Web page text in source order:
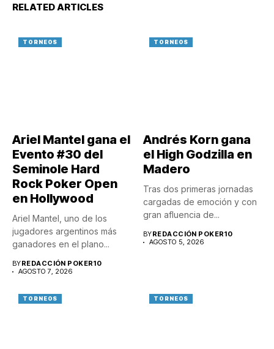
RELATED ARTICLES
TORNEOS
Ariel Mantel gana el
Evento #30 del
Seminole Hard
Rock Poker Open
en Hollywood
Ariel Mantel, uno de los
jugadores argentinos más
ganadores en el plano...
BYREDACCIÓN POKER10
AGOSTO 7, 2026
TORNEOS
Andrés Korn gana
el High Godzilla en
Madero
Tras dos primeras jornadas
cargadas de emoción y con
gran afluencia de...
BYREDACCIÓN POKER10
AGOSTO 5, 2026
TORNEOS TORNEOS